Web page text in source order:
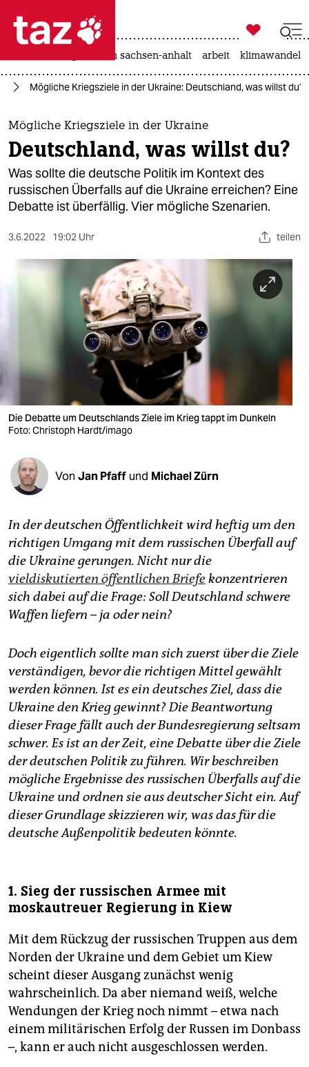
 taz zahl ich
taz zahl ich
themen
politik
öko
berlin
wahrheit
verlag
verlag
veranstaltungen
shop
unterstützen
abo
genossenschaft
epaper login

taz zahl ich
landtagswahl in sachsen-anhalt arbeit klimawandel
Mögliche Kriegsziele in der Ukraine: Deutschland, was willst du?
Mögliche Kriegsziele in der Ukraine
Deutschland, was willst du?
Was sollte die deutsche Politik im Kontext des
russischen Überfalls auf die Ukraine erreichen? Eine
Debatte ist überfällig. Vier mögliche Szenarien.
3.6.2022 19:02 Uhr teilen
Die Debatte um Deutschlands Ziele im Krieg tappt im Dunkeln
Foto: Christoph Hardt/imago
Von Jan Pfaff und Michael Zürn
In der deutschen Öffentlichkeit wird heftig um den
richtigen Umgang mit dem russischen Überfall auf
die Ukraine gerungen. Nicht nur die
vieldiskutierten öffentlichen Briefekonzentrieren
sich dabei auf die Frage: Soll Deutschland schwere
Waffen liefern – ja oder nein?
Doch eigentlich sollte man sich zuerst über die Ziele
verständigen, bevor die richtigen Mittel gewählt
werden können. Ist es ein deutsches Ziel, dass die
Ukraine den Krieg gewinnt? Die Beantwortung
dieser Frage fällt auch der Bundesregierung seltsam
schwer. Es ist an der Zeit, eine Debatte über die Ziele
der deutschen Politik zu führen. Wir beschreiben
mögliche Ergebnisse des russischen Überfalls auf die
Ukraine und ordnen sie aus deutscher Sicht ein. Auf
dieser Grundlage skizzieren wir, was das für die
deutsche Außenpolitik bedeuten könnte.
1. Sieg der russischen Armee mit
moskautreuer Regierung in Kiew
Mit dem Rückzug der russischen Truppen aus dem
Norden der Ukraine und dem Gebiet um Kiew
scheint dieser Ausgang zunächst wenig
wahrscheinlich. Da aber niemand weiß, welche
Wendungen der Krieg noch nimmt – etwa nach
einem militärischen Erfolg der Russen im Donbass
–, kann er auch nicht ausgeschlossen werden.